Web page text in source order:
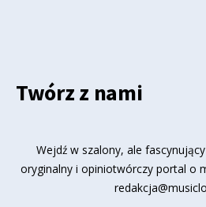
Twórz z nami
Wejdź w szalony, ale
oryginalny i opiniotwórczy portal o